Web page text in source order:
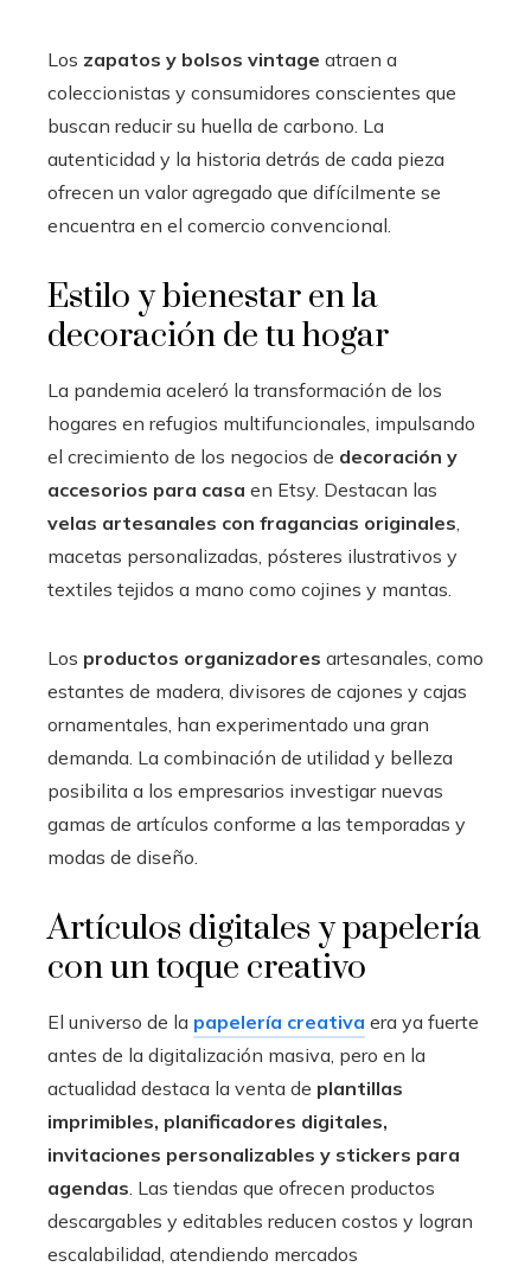
Los zapatos y bolsos vintage atraen a
coleccionistas y consumidores conscientes que
buscan reducir su huella de carbono. La
autenticidad y la historia detrás de cada pieza
ofrecen un valor agregado que difícilmente se
encuentra en el comercio convencional.
Estilo y bienestar en la
decoración de tu hogar
La pandemia aceleró la transformación de los
hogares en refugios multifuncionales, impulsando
el crecimiento de los negocios de decoración y
accesorios para casa en Etsy. Destacan las
velas artesanales con fragancias originales,
macetas personalizadas, pósteres ilustrativos y
textiles tejidos a mano como cojines y mantas.
Los productos organizadores artesanales, como
estantes de madera, divisores de cajones y cajas
ornamentales, han experimentado una gran
demanda. La combinación de utilidad y belleza
posibilita a los empresarios investigar nuevas
gamas de artículos conforme a las temporadas y
modas de diseño.
Artículos digitales y papelería
con un toque creativo
El universo de la papelería creativa era ya fuerte
antes de la digitalización masiva, pero en la
actualidad destaca la venta de plantillas
imprimibles, planificadores digitales,
invitaciones personalizables y stickers para
agendas. Las tiendas que ofrecen productos
descargables y editables reducen costos y logran
escalabilidad, atendiendo mercados